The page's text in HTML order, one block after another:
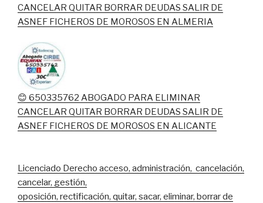
CANCELAR QUITAR BORRAR DEUDAS SALIR DE
ASNEF FICHEROS DE MOROSOS EN ALMERIA
😊 650335762 ABOGADO PARA ELIMINAR
CANCELAR QUITAR BORRAR DEUDAS SALIR DE
ASNEF FICHEROS DE MOROSOS EN ALICANTE
Licenciado Derecho acceso, administración, cancelación,
cancelar, gestión,
oposición, rectificación, quitar, sacar, eliminar, borrar de